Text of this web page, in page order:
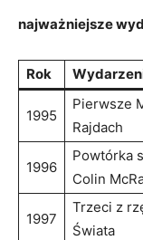
najważniejsze
Rok
1995
Pierwsze
Rajdach
1996
Powtórka
Colin
1997
Trzeci z
Świata